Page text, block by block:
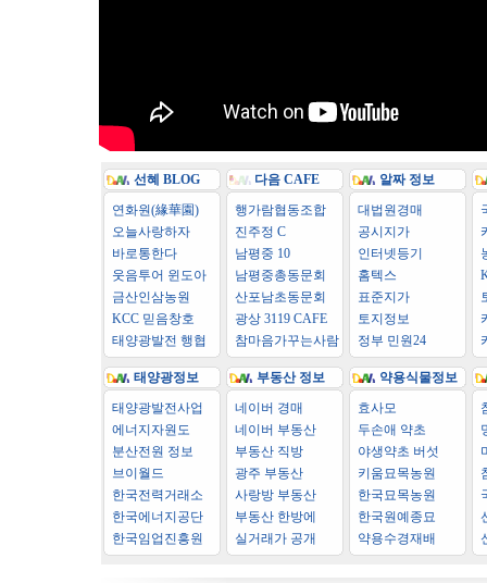
선혜 BLOG
연화원(緣華園)
오늘사랑하자
바로통한다
웃음투어 윈도아
금산인삼농원
KCC 믿음창호
태양광발전 행협
다음 CAFE
행가람협동조합
진주정 C
남평중 10
남평중총동문회
산포남초동문회
광상 3119 CAFE
참마음가꾸는사람
알짜 정보
대법원경매
공시지가
인터넷등기
홈텍스
표준지가
토지정보
정부 민원24
태양광정보
태양광발전사업
에너지자원도
분산전원 정보
브이월드
한국전력거래소
한국에너지공단
한국임업진흥원
부동산 정보
네이버 경매
네이버 부동산
부동산 직방
광주 부동산
사랑방 부동산
부동산 한방에
실거래가 공개
약용식물정보
효사모
두손애 약초
야생약초 버섯
키움묘목농원
한국묘목농원
한국원예종묘
약용수경재배